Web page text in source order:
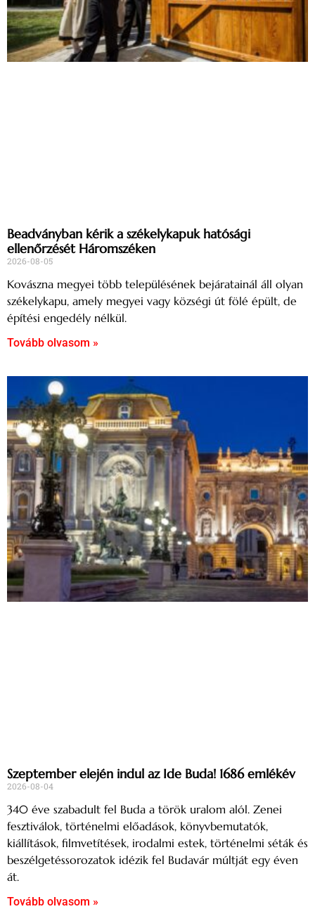
Beadványban kérik a székelykapuk hatósági
ellenőrzését Háromszéken
2026-08-05
Kovászna megyei több településének bejáratainál áll olyan
székelykapu, amely megyei vagy községi út fölé épült, de
építési engedély nélkül.
Tovább olvasom »
Szeptember elején indul az Ide Buda! 1686 emlékév
2026-08-04
340 éve szabadult fel Buda a török uralom alól. Zenei
fesztiválok, történelmi előadások, könyvbemutatók,
kiállítások, filmvetítések, irodalmi estek, történelmi séták és
beszélgetéssorozatok idézik fel Budavár múltját egy éven
át.
Tovább olvasom »